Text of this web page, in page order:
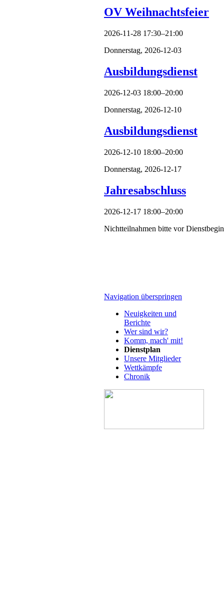
OV Weihnachtsfeier
2026-11-28 17:30–21:00
Donnerstag, 2026-12-03
Ausbildungsdienst
2026-12-03 18:00–20:00
Donnerstag, 2026-12-10
Ausbildungsdienst
2026-12-10 18:00–20:00
Donnerstag, 2026-12-17
Jahresabschluss
2026-12-17 18:00–20:00
Nichtteilnahmen bitte vor
Navigation überspringen
Neuigkeiten und
Berichte
Wer sind wir?
Komm, mach' mit!
Dienstplan
Unsere Mitglieder
Wettkämpfe
Chronik